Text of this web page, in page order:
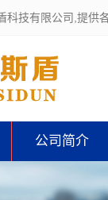
科技有限公司,提供
公司简介